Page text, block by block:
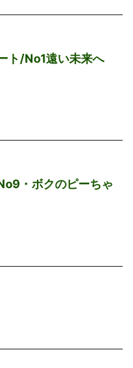
ト/No1遠い未来へ
・ボクのピーちゃ